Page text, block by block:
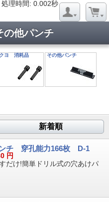
処理時間: 0.002秒
の他パンチ
ヨ 消耗品 その他パンチ
新着順
ンチ 穿孔能力166枚 D-1
円
だけ!簡単ドリル式の穴あけパ